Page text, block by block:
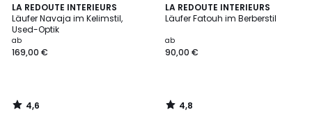
LA REDOUTE INTERIEURS
Läufer Navaja im Kelimstil,
Used-Optik
ab
169,00 €
4,6
/ 5
4,6
/
LA REDOUTE INTERIEURS
Läufer Fatouh im Berberstil
ab
90,00 €
4,8
/ 5
4,8
/